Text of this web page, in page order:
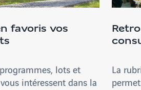
favoris vos
lots et
intéressent dans la
La